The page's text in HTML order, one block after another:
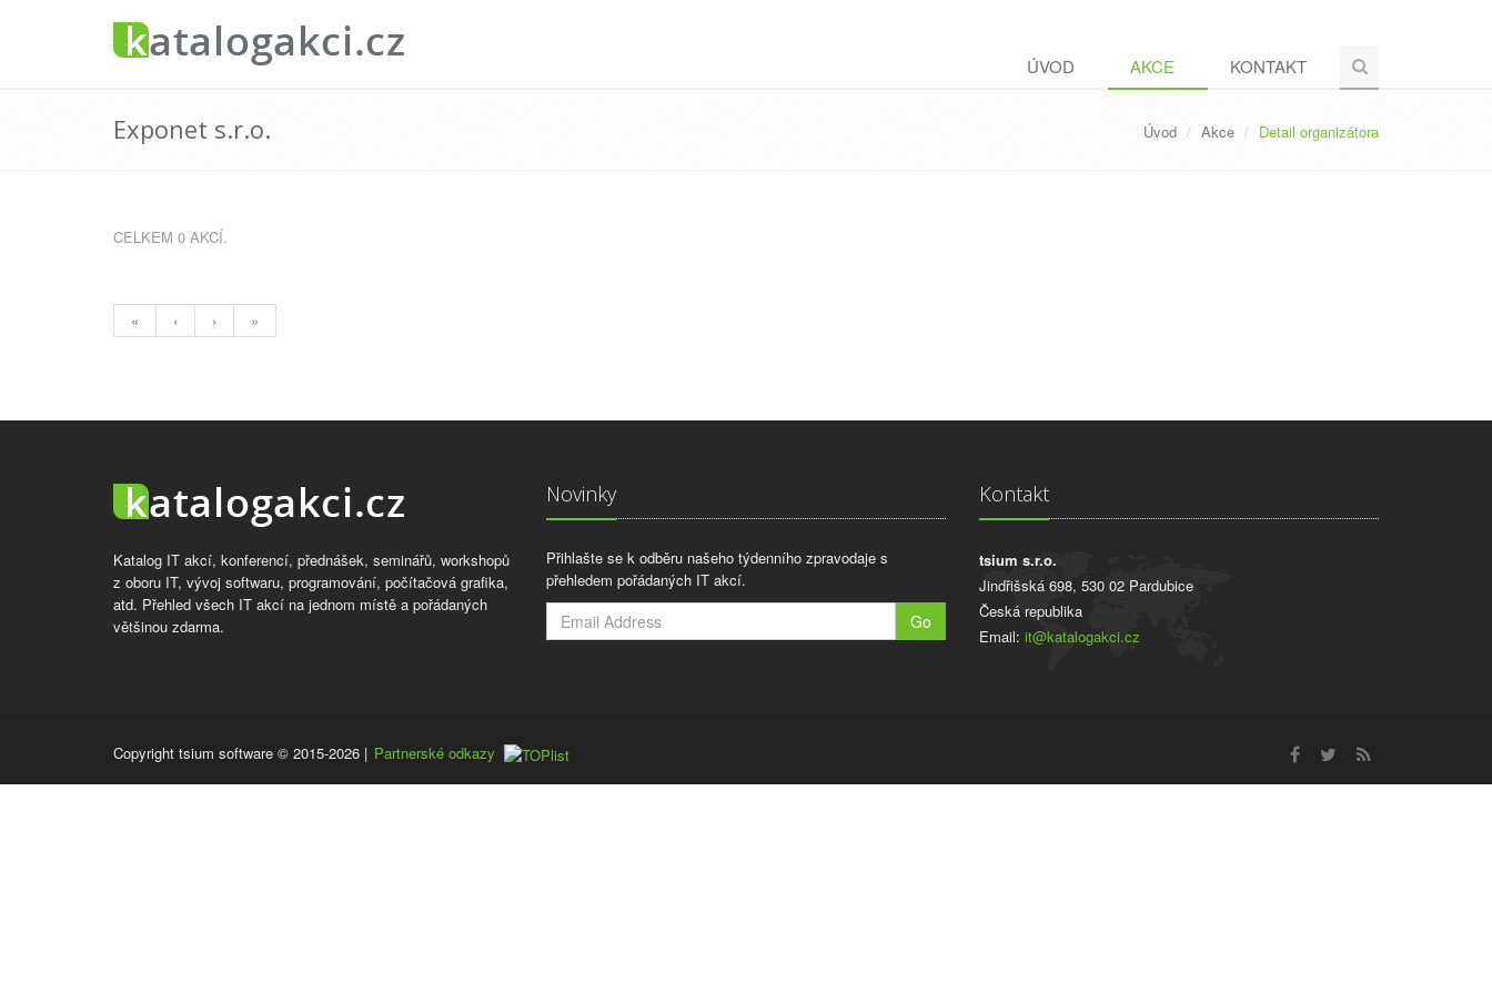
ÚVOD AKCE KONTAKT
Exponet s.r.o. Úvod Akce Detail organizátora
CELKEM 0 AKCÍ.
« ‹ › »
Katalog IT akcí, konferencí, přednášek, seminářů, workshopů
z oboru IT, vývoj softwaru, programování, počítačová grafika,
atd. Přehled všech IT akcí na jednom místě a pořádaných
většinou zdarma.
Novinky
Přihlašte se k odběru našeho týdenního zpravodaje s
přehledem pořádaných IT akcí.
Go
Kontakt
tsium s.r.o.
Jindřišská 698, 530 02 Pardubice
Česká republika
Email: it@katalogakci.cz
Copyright tsium software © 2015-2026 | Partnerské odkazy